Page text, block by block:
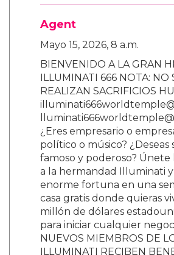
Agent
Mayo 15, 2026, 8 a.m.
BIENVENIDO A LA GRAN
ILLUMINATI 666 NOTA: NO
REALIZAN SACRIFICIOS
¿Eres empresario o
político o músico? ¿Deseas
famoso y poderoso? Únete
a la hermandad Illuminati
enorme fortuna en una
casa gratis donde quieras
millón de dólares
para iniciar cualquier
NUEVOS MIEMBROS DE
ILLUMINATI RECIBEN